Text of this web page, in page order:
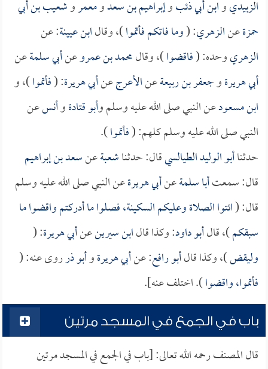
الزبيديوابن أبي ذئبوإبراهيم بن سعدومعمروشعيب بن أبي
حمزةعنالزهري: (وما فاتكم فأتموا)، وقالابن عيينة: عن
الزهريوحده: (فاقضوا)، وقالمحمد بن عمروعنأبي سلمةعن
أبي هريرةوجعفر بن ربيعةعنالأعرجعنأبي هريرة: (فأتموا)، و
ابن مسعودعن النبي صلى الله عليه وسلم وأبو قتادةوأنسعن
النبي صلى الله عليه وسلم كلهم: (فأتموا).
حدثناأبو الوليد الطيالسيقال: حدثناشعبةعنسعد بن إبراهيم
قال: سمعتأبا سلمةعنأبي هريرةعن النبي صلى الله عليه وسلم
قال: (ائتوا الصلاة وعليكم السكينة، فصلوا ما أدركتم واقضوا ما
سبقكم)، قالأبو داود: وكذا قالابن سيرينعنأبي هريرة: (
وليقض)، وكذا قالأبو رافع: عنأبي هريرةوأبو ذرروى عنه: (
فأتموا، واقضوا). اختلف عنه].
باب في الجمع في المسجد مرتين
قال المصنف رحمه الله تعالى: [باب في الجمع في المسجد مرتين